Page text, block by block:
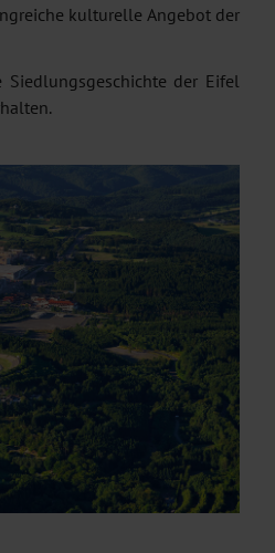
kulturelle Angebot der
der Eifel